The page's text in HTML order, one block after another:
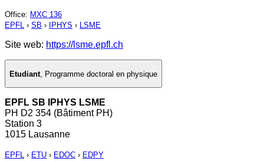
Office: MXC 136
EPFL › SB › IPHYS › LSME
Site web: https://lsme.epfl.ch
Etudiant Programme doctoral en physique
EPFL SB IPHYS LSME
PH D2 354 (Bâtiment PH)
Station 3
1015 Lausanne
EPFL › ETU › EDOC › EDPY